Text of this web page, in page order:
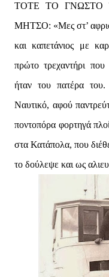
ΤΟΤΕ ΤΟ ΓΝΩΣΤΟ
ΜΗΤΣΟ: «Μες στ’
και καπετάνιος με
πρώτο τρεχαντήρι
ήταν του πατέρα
Ναυτικό, αφού
ποντοπόρα φορτηγά
στα Κατάπολα, που
το δούλεψε και ως